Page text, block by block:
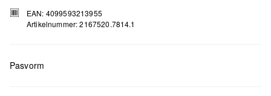
EAN: 4099593213955
Artikelnummer: 2167520.7814.1
Pasvorm